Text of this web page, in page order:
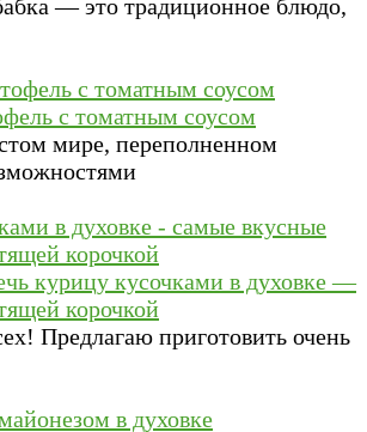
— это традиционное блюдо,
с томатным соусом
мире, переполненном
курицу кусочками в духовке —
корочкой
Предлагаю приготовить очень